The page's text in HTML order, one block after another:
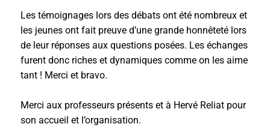
Les témoignages lors des débats ont été nombreux et
les jeunes ont fait preuve d’une grande honnêteté lors
de leur réponses aux questions posées. Les échanges
furent donc riches et dynamiques comme on les aime
tant ! Merci et bravo.
Merci aux professeurs présents et à Hervé Reliat pour
son accueil et l’organisation.